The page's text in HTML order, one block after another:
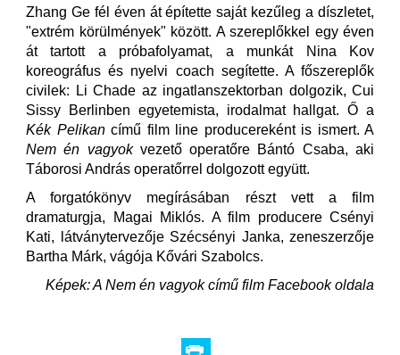
Zhang Ge fél éven át építette saját kezűleg a díszletet,
"extrém körülmények" között. A szereplőkkel egy éven
át tartott a próbafolyamat, a munkát Nina Kov
koreográfus és nyelvi coach segítette. A főszereplők
civilek: Li Chade az ingatlanszektorban dolgozik, Cui
Sissy Berlinben egyetemista, irodalmat hallgat. Ő a
Kék Pelikancímű film line producereként is ismert. A
Nem én vagyok vezető operatőre Bántó Csaba, aki
Táborosi András operatőrrel dolgozott együtt.
A forgatókönyv megírásában részt vett a film
dramaturgja, Magai Miklós. A film producere Csényi
Kati, látványtervezője Szécsényi Janka, zeneszerzője
Bartha Márk, vágója Kővári Szabolcs.
Képek: A Nem én vagyok című film Facebook oldala